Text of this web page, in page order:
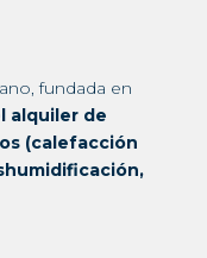
fundada en
alquiler de
(calefacción